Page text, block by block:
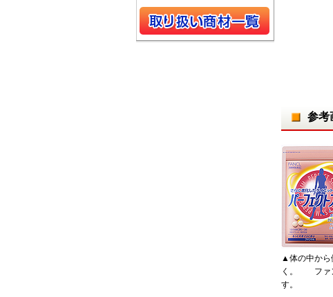
参考
▲体の中から
く。 ファ
す。